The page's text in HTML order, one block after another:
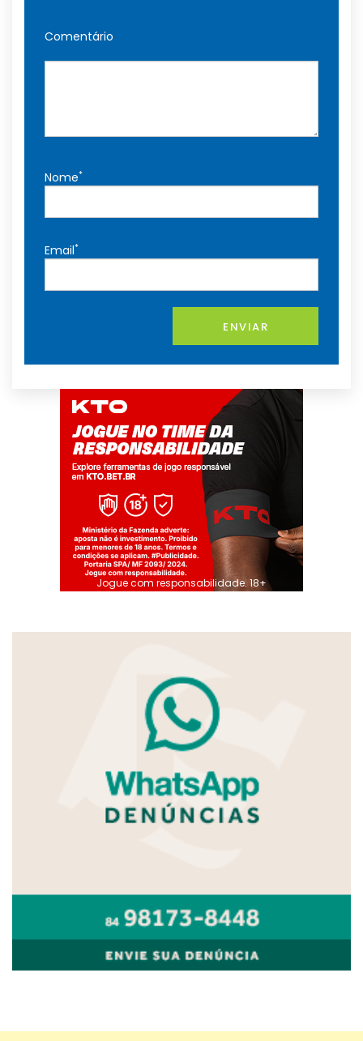
Comentário
Nome*
Email*
ENVIAR
Jogue com responsabilidade. 18+